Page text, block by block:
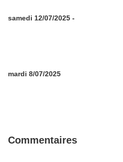
samedi 12/07/2025 -
mardi 8/07/2025
Commentaires